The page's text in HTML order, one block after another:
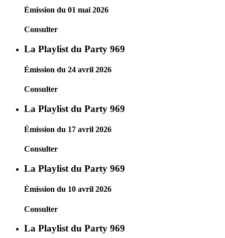
Émission du 01 mai 2026
Consulter
La Playlist du Party 969
Émission du 24 avril 2026
Consulter
La Playlist du Party 969
Émission du 17 avril 2026
Consulter
La Playlist du Party 969
Émission du 10 avril 2026
Consulter
La Playlist du Party 969